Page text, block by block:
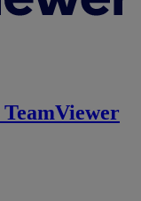
TeamViewer